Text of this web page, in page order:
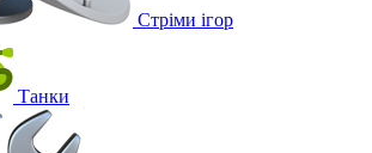
Стріми ігор
Танки